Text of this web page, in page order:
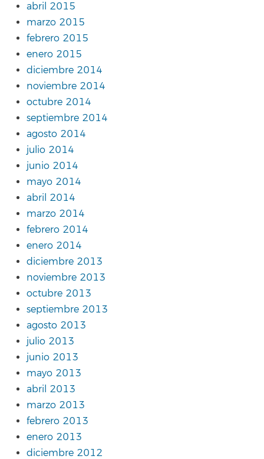
abril 2015
marzo 2015
febrero 2015
enero 2015
diciembre 2014
noviembre 2014
octubre 2014
septiembre 2014
agosto 2014
julio 2014
junio 2014
mayo 2014
abril 2014
marzo 2014
febrero 2014
enero 2014
diciembre 2013
noviembre 2013
octubre 2013
septiembre 2013
agosto 2013
julio 2013
junio 2013
mayo 2013
abril 2013
marzo 2013
febrero 2013
enero 2013
diciembre 2012